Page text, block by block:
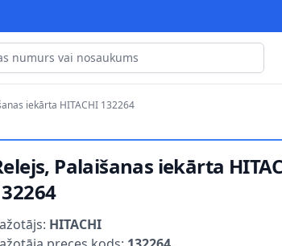
iekārta HITACHI 132264
Palaišanas iekārta
HITACHI